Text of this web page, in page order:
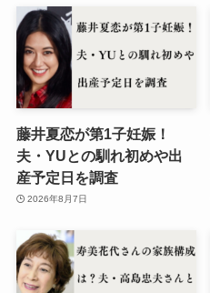
藤井夏恋が第1子妊娠！
夫・YUとの馴れ初めや出
産予定日を調査
2026年8月7日